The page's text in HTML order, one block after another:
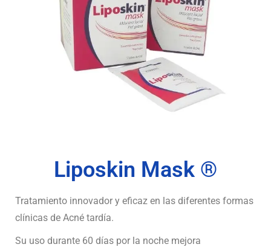
Liposkin Mask ®
Tratamiento innovador y eficaz en las diferentes formas
clínicas de Acné tardía.
Su uso durante 60 días por la noche mejora